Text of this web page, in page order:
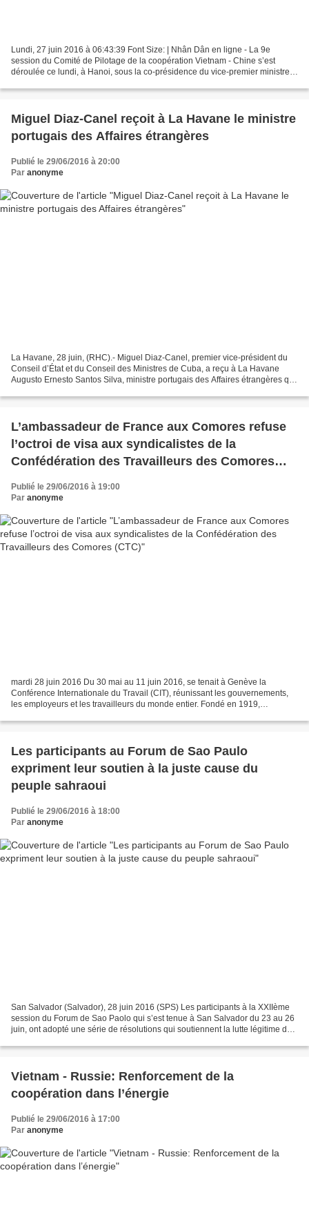
Lundi, 27 juin 2016 à 06:43:39 Font Size: | Nhân Dân en ligne - La 9e
session du Comité de Pilotage de la coopération Vietnam - Chine s’est
déroulée ce lundi, à Hanoi, sous la co-présidence du vice-premier ministre
Miguel Diaz-Canel reçoit à La Havane le ministre
portugais des Affaires étrangères
Publié le 29/06/2016 à 20:00
Par anonyme
La Havane, 28 juin, (RHC).- Miguel Diaz-Canel, premier vice-président du
Conseil d’État et du Conseil des Ministres de Cuba, a reçu à La Havane
Augusto Ernesto Santos Silva, ministre portugais des Affaires étrangères qui
L’ambassadeur de France aux Comores refuse
l’octroi de visa aux syndicalistes de la
Confédération des Travailleurs des Comores
Publié le 29/06/2016 à 19:00
Par anonyme
mardi 28 juin 2016 Du 30 mai au 11 juin 2016, se tenait à Genève la
Conférence Internationale du Travail (CIT), réunissant les gouvernements,
les employeurs et les travailleurs du monde entier. Fondé en 1919,
Les participants au Forum de Sao Paulo
expriment leur soutien à la juste cause du
peuple sahraoui
Publié le 29/06/2016 à 18:00
Par anonyme
San Salvador (Salvador), 28 juin 2016 (SPS) Les participants à la XXIIème
session du Forum de Sao Paolo qui s’est tenue à San Salvador du 23 au 26
juin, ont adopté une série de résolutions qui soutiennent la lutte légitime du
Vietnam - Russie: Renforcement de la
coopération dans l’énergie
Publié le 29/06/2016 à 17:00
Par anonyme